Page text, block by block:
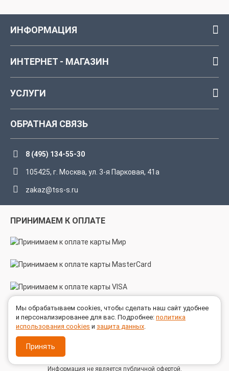
ИНФОРМАЦИЯ
ИНТЕРНЕТ - МАГАЗИН
УСЛУГИ
ОБРАТНАЯ СВЯЗЬ
8 (495) 134-55-30
105425, г. Москва, ул. 3-я Парковая, 41а
zakaz@tss-s.ru
ПРИНИМАЕМ К ОПЛАТЕ
МЫ В СОЦСЕТЯХ
Информация не является публичной офертой.
Мы обрабатываем cookies, чтобы сделать наш сайт удобнее
и персонализированее для вас. Подробнее: политика
использования cookies и защита данных.
Принять